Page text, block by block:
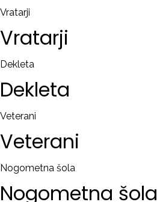
Vratarji
Vratarji
Dekleta
Dekleta
Veterani
Veterani
Nogometna šola
Nogometna šola